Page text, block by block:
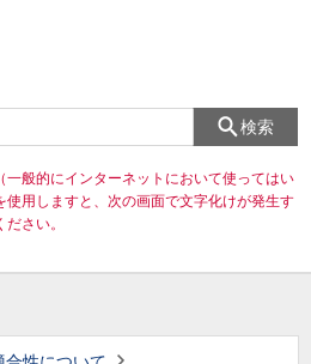
検索
一般的にインターネットにおいて使ってはい
使用しますと、次の画面で文字化けが発生す
さい。